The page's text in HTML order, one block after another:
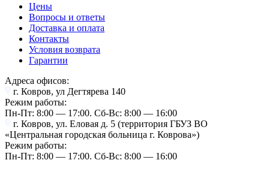
Цены
Вопросы и ответы
Доставка и оплата
Контакты
Условия возврата
Гарантии
Адреса офисов:
г. Ковров, ул Дегтярева 140
Режим работы:
Пн-Пт: 8:00 — 17:00. Cб-Вс: 8:00 — 16:00
г. Ковров, ул. Еловая д. 5 (территория ГБУЗ ВО
«Центральная городская больница г. Коврова»)
Режим работы:
Пн-Пт: 8:00 — 17:00. Cб-Вс: 8:00 — 16:00